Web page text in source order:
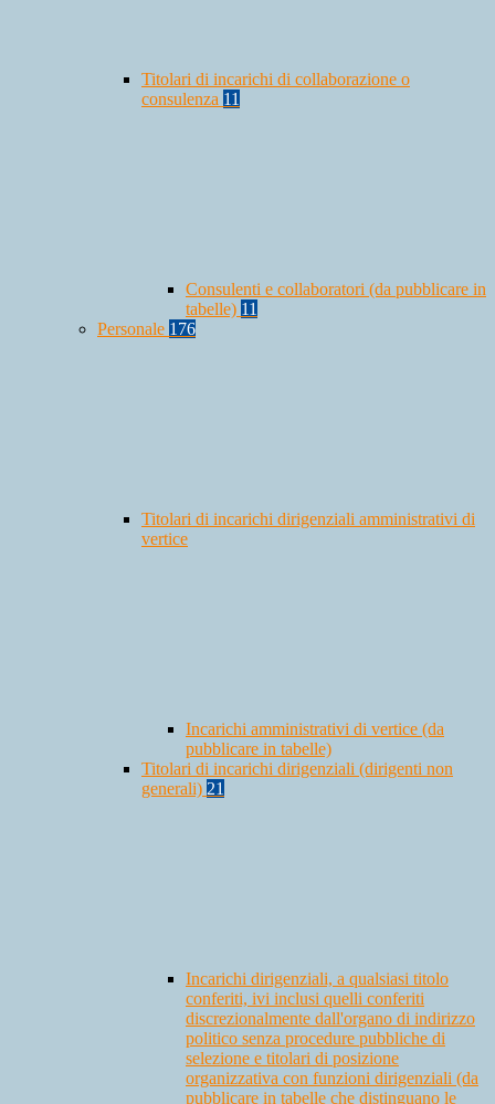
Titolari di incarichi di collaborazione o
consulenza 11
Consulenti e collaboratori (da pubblicare in
tabelle) 11
Personale 176
Titolari di incarichi dirigenziali amministrativi di
vertice
Incarichi amministrativi di vertice (da
pubblicare in tabelle)
Titolari di incarichi dirigenziali (dirigenti non
generali) 21
Incarichi dirigenziali, a qualsiasi titolo
conferiti, ivi inclusi quelli conferiti
discrezionalmente dall'organo di indirizzo
politico senza procedure pubbliche di
selezione e titolari di posizione
organizzativa con funzioni dirigenziali (da
pubblicare in tabelle che distinguano le